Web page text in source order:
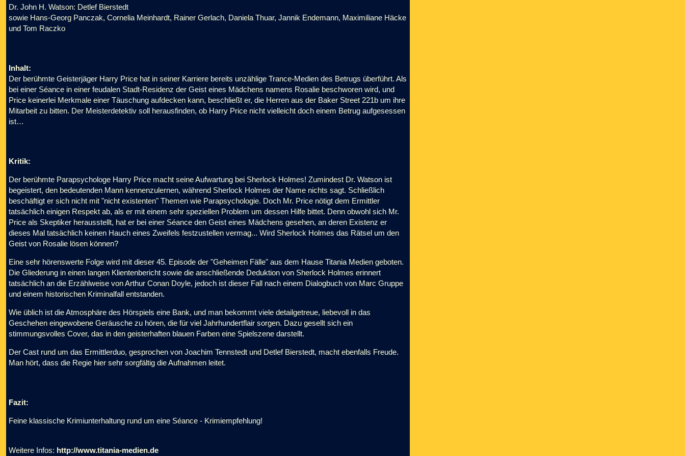
Dr. John H. Watson: Detlef Bierstedt
sowie Hans-Georg Panczak, Cornelia Meinhardt, Rainer Gerlach, Daniela Thuar, Jannik Endemann, Maximiliane Häcke
und Tom Raczko
Inhalt:
Der berühmte Geisterjäger Harry Price hat in seiner Karriere bereits unzählige Trance-Medien des Betrugs überführt. Als
bei einer Séance in einer feudalen Stadt-Residenz der Geist eines Mädchens namens Rosalie beschworen wird, und
Price keinerlei Merkmale einer Täuschung aufdecken kann, beschließt er, die Herren aus der Baker Street 221b um ihre
Mitarbeit zu bitten. Der Meisterdetektiv soll herausfinden, ob Harry Price nicht vielleicht doch einem Betrug aufgesessen
ist…
Kritik:
Der berühmte Parapsychologe Harry Price macht seine Aufwartung bei Sherlock Holmes! Zumindest Dr. Watson ist
begeistert, den bedeutenden Mann kennenzulernen, während Sherlock Holmes der Name nichts sagt. Schließlich
beschäftigt er sich nicht mit "nicht existenten" Themen wie Parapsychologie. Doch Mr. Price nötigt dem Ermittler
tatsächlich einigen Respekt ab, als er mit einem sehr speziellen Problem um dessen Hilfe bittet. Denn obwohl sich Mr.
Price als Skeptiker herausstellt, hat er bei einer Séance den Geist eines Mädchens gesehen, an deren Existenz er
dieses Mal tatsächlich keinen Hauch eines Zweifels festzustellen vermag... Wird Sherlock Holmes das Rätsel um den
Geist von Rosalie lösen können?
Eine sehr hörenswerte Folge wird mit dieser 45. Episode der "Geheimen Fälle" aus dem Hause Titania Medien geboten.
Die Gliederung in einen langen Klientenbericht sowie die anschließende Deduktion von Sherlock Holmes erinnert
tatsächlich an die Erzählweise von Arthur Conan Doyle, jedoch ist dieser Fall nach einem Dialogbuch von Marc Gruppe
und einem historischen Kriminalfall entstanden.
Wie üblich ist die Atmosphäre des Hörspiels eine Bank, und man bekommt viele detailgetreue, liebevoll in das
Geschehen eingewobene Geräusche zu hören, die für viel Jahrhundertflair sorgen. Dazu gesellt sich ein
stimmungsvolles Cover, das in den geisterhaften blauen Farben eine Spielszene darstellt.
Der Cast rund um das Ermittlerduo, gesprochen von Joachim Tennstedt und Detlef Bierstedt, macht ebenfalls Freude.
Man hört, dass die Regie hier sehr sorgfältig die Aufnahmen leitet.
Fazit:
Feine klassische Krimiunterhaltung rund um eine Séance - Krimiempfehlung!
Weitere Infos: http://www.titania-medien.de